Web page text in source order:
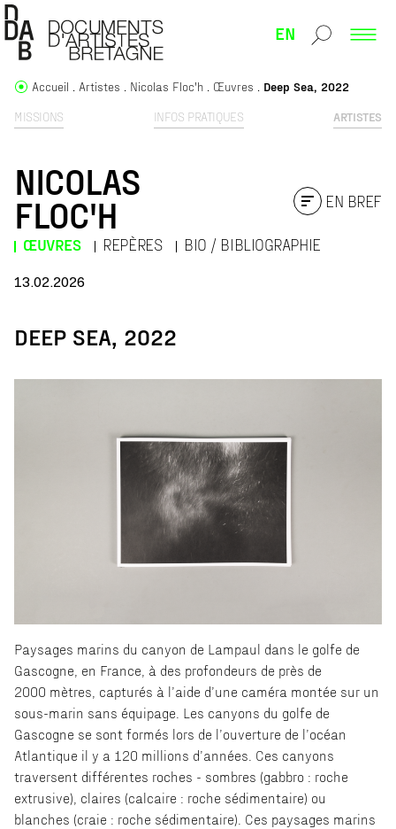
EN
MISSIONS INFOS PRATIQUES ARTISTES
Accueil Artistes Nicolas Floc'h Œuvres Deep Sea, 2022
NICOLAS
FLOC'H
ŒUVRES REPÈRES BIO / BIBLIOGRAPHIE
EN BREF
13.02.2026
DEEP SEA, 2022
Paysages marins du canyon de Lampaul dans le golfe de
Gascogne, en France, à des profondeurs de près de
2000 mètres, capturés à l’aide d’une caméra montée sur un
sous-marin sans équipage. Les canyons du golfe de
Gascogne se sont formés lors de l’ouverture de l’océan
Atlantique il y a 120 millions d’années. Ces canyons
traversent différentes roches - sombres (gabbro : roche
extrusive), claires (calcaire : roche sédimentaire) ou
blanches (craie : roche sédimentaire). Ces paysages marins